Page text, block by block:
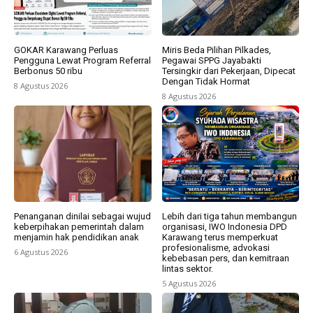
GOKAR Karawang Perluas
Pengguna Lewat Program Referral
Berbonus 50 ribu
8 Agustus 2026
Miris Beda Pilihan Pilkades,
Pegawai SPPG Jayabakti
Tersingkir dari Pekerjaan, Dipecat
Dengan Tidak Hormat
8 Agustus 2026
Penanganan dinilai sebagai wujud
keberpihakan pemerintah dalam
menjamin hak pendidikan anak
6 Agustus 2026
Lebih dari tiga tahun membangun
organisasi, IWO Indonesia DPD
Karawang terus memperkuat
profesionalisme, advokasi
kebebasan pers, dan kemitraan
lintas sektor.
5 Agustus 2026